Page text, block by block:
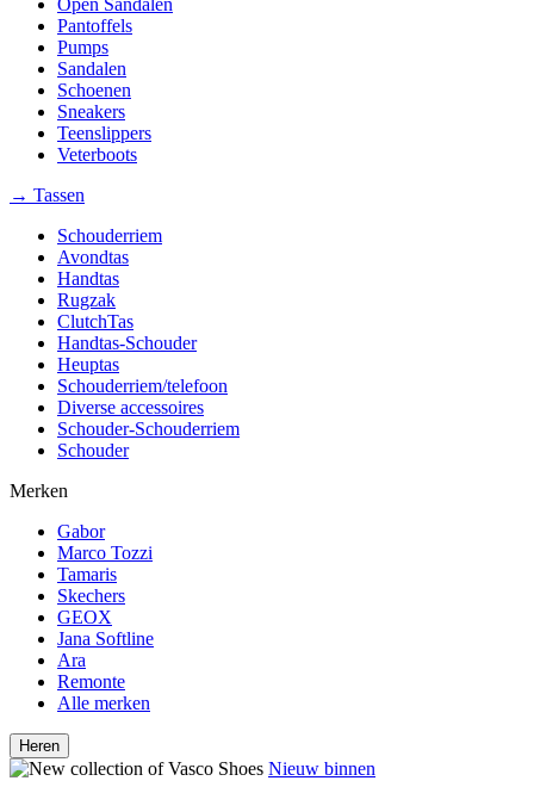
Open Sandalen
Pantoffels
Pumps
Sandalen
Schoenen
Sneakers
Teenslippers
Veterboots
→ Tassen
Schouderriem
Avondtas
Handtas
Rugzak
ClutchTas
Handtas-Schouder
Heuptas
Schouderriem/telefoon
Diverse accessoires
Schouder-Schouderriem
Schouder
Merken
Gabor
Marco Tozzi
Tamaris
Skechers
GEOX
Jana Softline
Ara
Remonte
Alle merken
Heren
Nieuw binnen